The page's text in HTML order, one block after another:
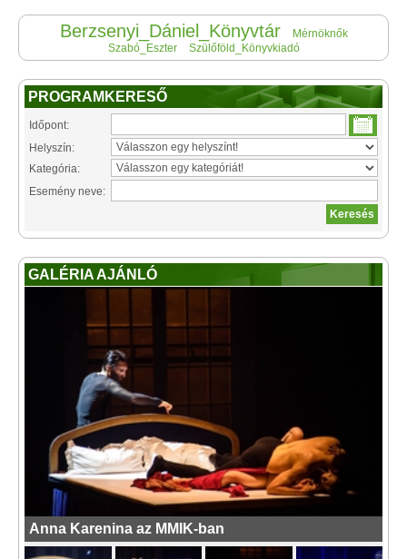
Berzsenyi_Dániel_Könyvtár
Mérnöknők
Szabó_Eszter
Szülőföld_Könyvkiadó
PROGRAMKERESŐ
Időpont:
Helyszín:
Kategória:
Esemény neve:
GALÉRIA AJÁNLÓ
Anna Karenina az MMIK-ban